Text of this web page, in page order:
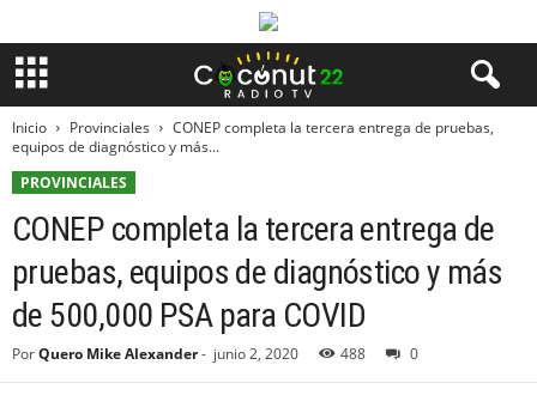
Inicio Provinciales
CONEP completa la tercera entrega de pruebas,
equipos de diagnóstico y más...
PROVINCIALES
CONEP completa la tercera entrega de
pruebas, equipos de diagnóstico y más
de 500,000 PSA para COVID
PorQuero Mike Alexander- junio 2, 2020 488 0